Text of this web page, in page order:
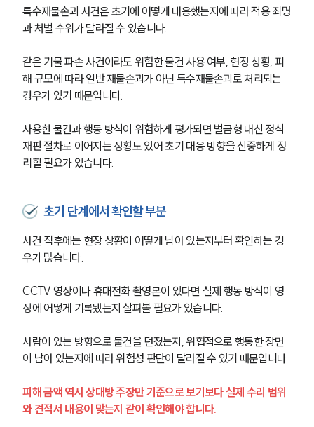
형사전문변호사
소식/자료
공지사항
법률 블로그
법률서식
뉴스레터/브로슈어
대륜법률상담예약
대륜법률상담예약
특수재물손괴 사건은 초기에 어떻게 대응했는지에 따라 적용 죄명
과 처벌 수위가 달라질 수 있습니다.
같은 기물 파손 사건이라도 위험한 물건 사용 여부, 현장 상황, 피
해 규모에 따라 일반 재물손괴가 아닌 특수재물손괴로 처리되는
경우가 있기 때문입니다.
사용한 물건과 행동 방식이 위험하게 평가되면 벌금형 대신 정식
재판 절차로 이어지는 상황도 있어 초기 대응 방향을 신중하게 정
리할 필요가 있습니다.
초기 단계에서 확인할 부분
사건 직후에는 현장 상황이 어떻게 남아 있는지부터 확인하는 경
우가 많습니다.
CCTV 영상이나 휴대전화 촬영본이 있다면 실제 행동 방식이 영
상에 어떻게 기록됐는지 살펴볼 필요가 있습니다.
사람이 있는 방향으로 물건을 던졌는지, 위협적으로 행동한 장면
이 남아 있는지에 따라 위험성 판단이 달라질 수 있기 때문입니다.
피해 금액 역시 상대방 주장만 기준으로 보기보다 실제 수리 범위
와 견적서 내용이 맞는지 같이 확인해야 합니다.